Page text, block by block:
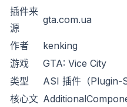
插件来
源
gta.com.ua
作者
kenking
游戏
GTA: Vice City
类型
ASI 插件（Plugin-
核心文